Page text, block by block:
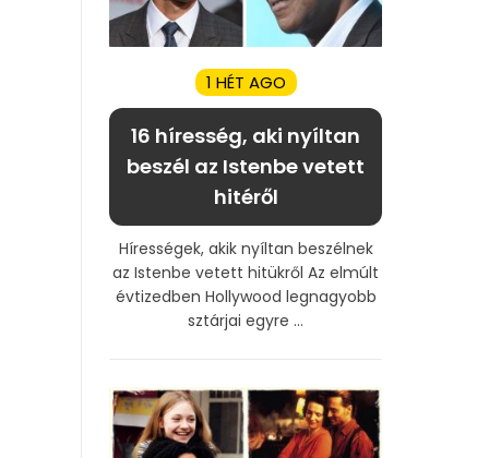
1 HÉT AGO
16 híresség, aki nyíltan
beszél az Istenbe vetett
hitéről
Hírességek, akik nyíltan beszélnek
az Istenbe vetett hitükről Az elmúlt
évtizedben Hollywood legnagyobb
sztárjai egyre ...